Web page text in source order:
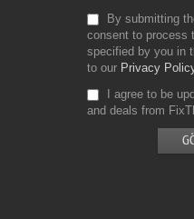
By submitting
consent to process
specified by you in
to our Privacy
I agree to be
and deals from